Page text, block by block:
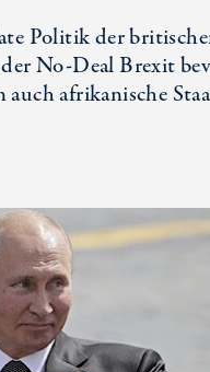
Politik der
No-Deal Brexit
auch afrikanische